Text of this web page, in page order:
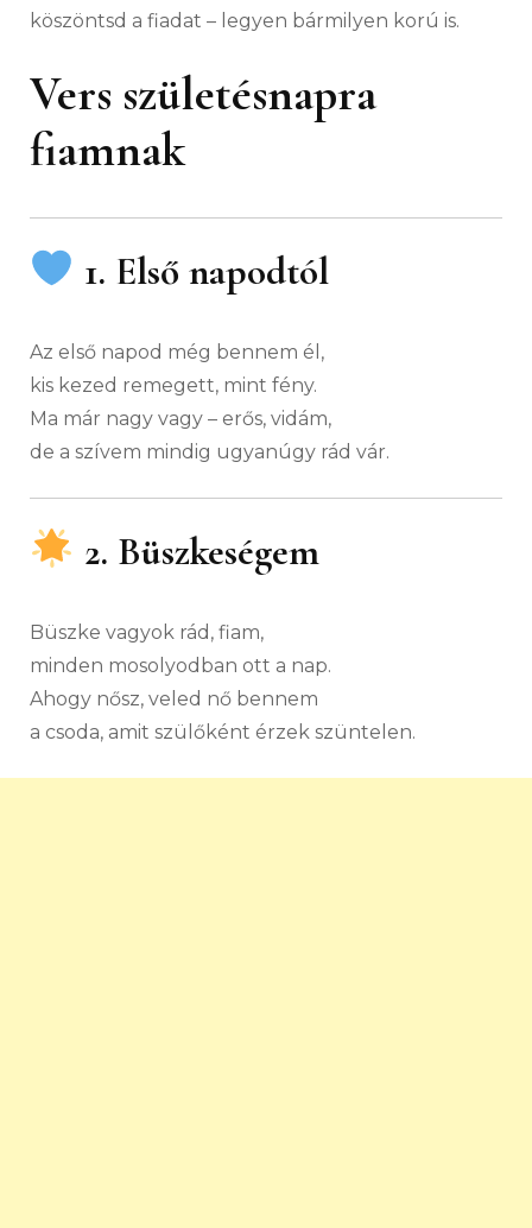
köszöntsd a fiadat – legyen bármilyen korú is.
Vers születésnapra
fiamnak
1. Első napodtól
Az első napod még bennem él,
kis kezed remegett, mint fény.
Ma már nagy vagy – erős, vidám,
de a szívem mindig ugyanúgy rád vár.
2. Büszkeségem
Büszke vagyok rád, fiam,
minden mosolyodban ott a nap.
Ahogy nősz, veled nő bennem
a csoda, amit szülőként érzek szüntelen.